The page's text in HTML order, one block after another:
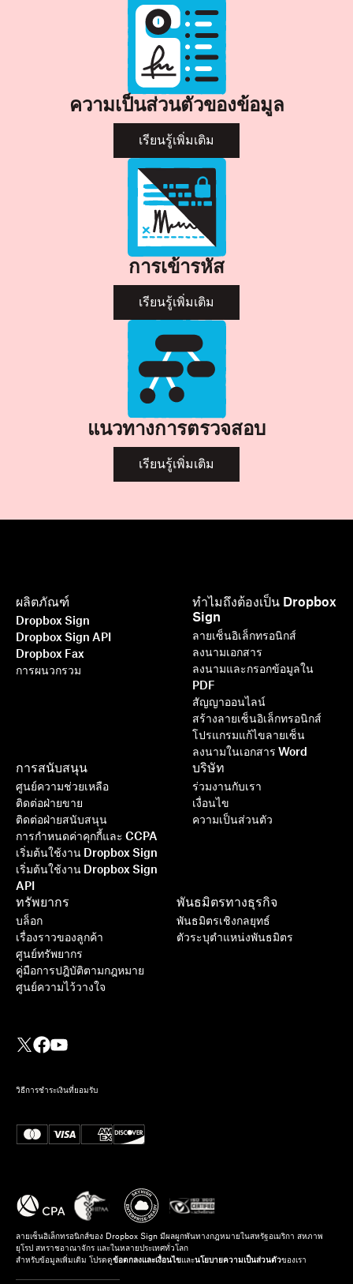
ความเป็นส่วนตัวของข้อมูล
เรียนรู้เพิ่มเติม
การเข้ารหัส
เรียนรู้เพิ่มเติม
แนวทางการตรวจสอบ
เรียนรู้เพิ่มเติม
ผลิตภัณฑ์
Dropbox Sign
Dropbox Sign API
Dropbox Fax
การผนวกรวม
ทำไมถึงต้องเป็น Dropbox
Sign
ลายเซ็นอิเล็กทรอนิกส์
ลงนามเอกสาร
ลงนามและกรอกข้อมูลใน
PDF
สัญญาออนไลน์
สร้างลายเซ็นอิเล็กทรอนิกส์
โปรแกรมแก้ไขลายเซ็น
ลงนามในเอกสาร Word
การสนับสนุน
ศูนย์ความช่วยเหลือ
ติดต่อฝ่ายขาย
ติดต่อฝ่ายสนับสนุน
การกำหนดค่าคุกกี้และ CCPA
เริ่มต้นใช้งาน Dropbox Sign
เริ่มต้นใช้งาน Dropbox Sign
API
ทรัพยากร
บล็อก
เรื่องราวของลูกค้า
ศูนย์ทรัพยากร
คู่มือการปฎิบัติตามกฎหมาย
ศูนย์ความไว้วางใจ
พันธมิตรทางธุรกิจ
พันธมิตรเชิงกลยุทธ์
ตัวระบุตำแหน่งพันธมิตร
บริษัท
ร่วมงานกับเรา
เงื่อนไข
ความเป็นส่วนตัว
วิธีการชำระเงินที่ยอมรับ
ลายเซ็นอิเล็กทรอนิกส์ของ Dropbox Sign มีผลผูกพันทางกฎหมายในสหรัฐอเมริกา สหภาพ
ยุโรป สหราชอาณาจักร และในหลายประเทศทั่วโลก
สำหรับข้อมูลเพิ่มเติม โปรดดูข้อตกลงและเงื่อนไขและนโยบายความเป็นส่วนตัวของเรา